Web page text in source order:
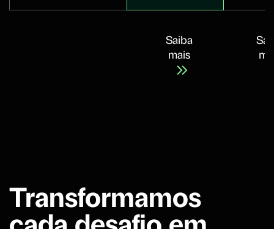
Saiba
mais
Transformamos